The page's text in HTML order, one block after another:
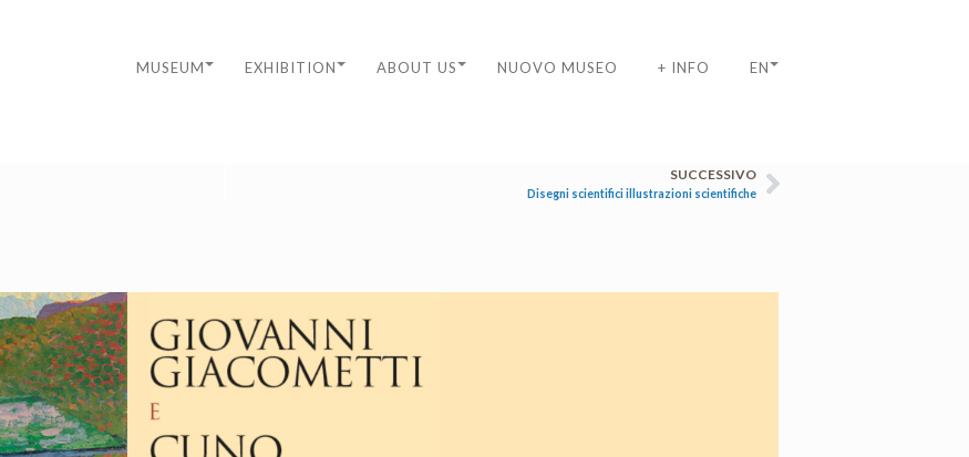
MUSEUM EXHIBITION ABOUT US NUOVO MUSEO + INFO EN
SUCCESSIVO
Disegni scientifici illustrazioni scientifiche